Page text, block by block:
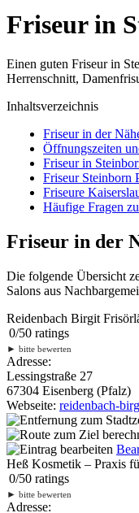
Friseur in
Einen guten Friseur in
Herrenschnitt,
Inhaltsverzeichnis
Friseur in der
Öffnungszeiten
Friseur in
Friseur Steinborn
Friseure
Häufige Fragen
Friseur in der
Die folgende Übersicht
Salons aus
Reidenbach Birgit
0/50 ratings
► bitte bewerten
Adresse:
Lessingstraße 27
67304 Eisenberg (Pfalz)
Webseite: reidenbach-
Heß Kosmetik – Praxis
0/50 ratings
► bitte bewerten
Adresse: